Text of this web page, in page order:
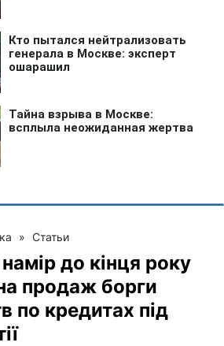
» Статьи
до кінця року
продаж борги
по кредитах під